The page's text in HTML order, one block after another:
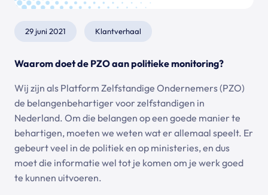
29 juni 2021 Klantverhaal
Waarom doet de PZO aan politieke monitoring?
Wij zijn als Platform Zelfstandige Ondernemers (PZO)
de belangenbehartiger voor zelfstandigen in
Nederland. Om die belangen op een goede manier te
behartigen, moeten we weten wat er allemaal speelt. Er
gebeurt veel in de politiek en op ministeries, en dus
moet die informatie wel tot je komen om je werk goed
te kunnen uitvoeren.